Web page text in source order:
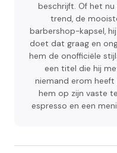
beschrijft. Of het
trend, de
barbershop-kapsel,
doet dat graag en
hem de onofficiële
een titel die hij
niemand erom heeft
hem op zijn vaste
espresso en een